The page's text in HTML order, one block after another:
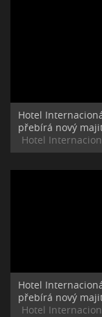
Hotel
přebírá nový
Hotel
Hotel
přebírá nový
Hotel